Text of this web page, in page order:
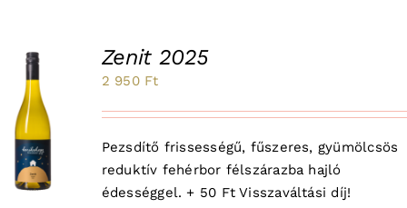
Zenit 2025
2 950 Ft
Pezsdítő frissességű, fűszeres, gyümölcsös
reduktív fehérbor félszárazba hajló
édességgel. + 50 Ft Visszaváltási díj!